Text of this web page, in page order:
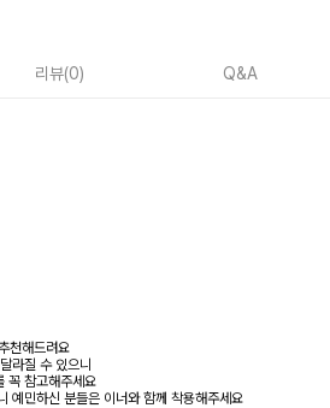
리뷰(0) Q&A
천해드려요
라질 수 있으니
꼭 참고해주세요
예민하신 분들은 이너와 함께 착용해주세요